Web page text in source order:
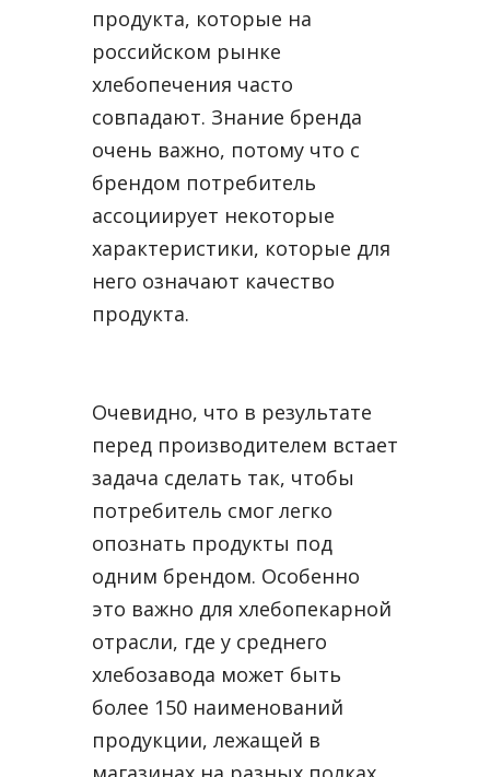
продукта, которые на
российском рынке
хлебопечения часто
совпадают. Знание бренда
очень важно, потому что с
брендом потребитель
ассоциирует некоторые
характеристики, которые для
него означают качество
продукта.
Очевидно, что в результате
перед производителем встает
задача сделать так, чтобы
потребитель смог легко
опознать продукты под
одним брендом. Особенно
это важно для хлебопекарной
отрасли, где у среднего
хлебозавода может быть
более 150 наименований
продукции, лежащей в